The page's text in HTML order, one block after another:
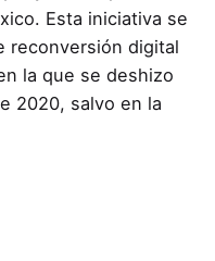
Esta iniciativa se
reconversión digital
la que se deshizo
2020, salvo en la